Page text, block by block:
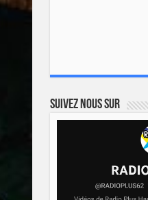
Suivez nous sur